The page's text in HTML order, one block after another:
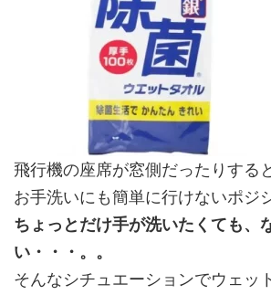
飛行機の座席が窓側だったりすると
お手洗いにも簡単に行けないポジ
ちょっとだけ手が洗いたくても、
い・・・。。
そんなシチュエーションでウェッ